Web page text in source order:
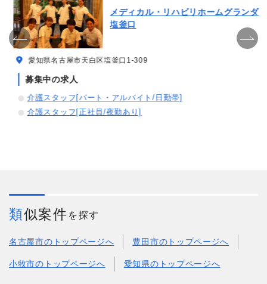
メディカル・リハビリホームグランダ
塩釜口
愛知県名古屋市天白区塩釜口1-309
募集中の求人
介護スタッフ[パート・アルバイト/日勤帯]
介護スタッフ[正社員/夜勤あり]
類似案件 を探す
名古屋市のトップページへ 豊田市のトップページへ
小牧市のトップページへ 愛知県のトップページへ